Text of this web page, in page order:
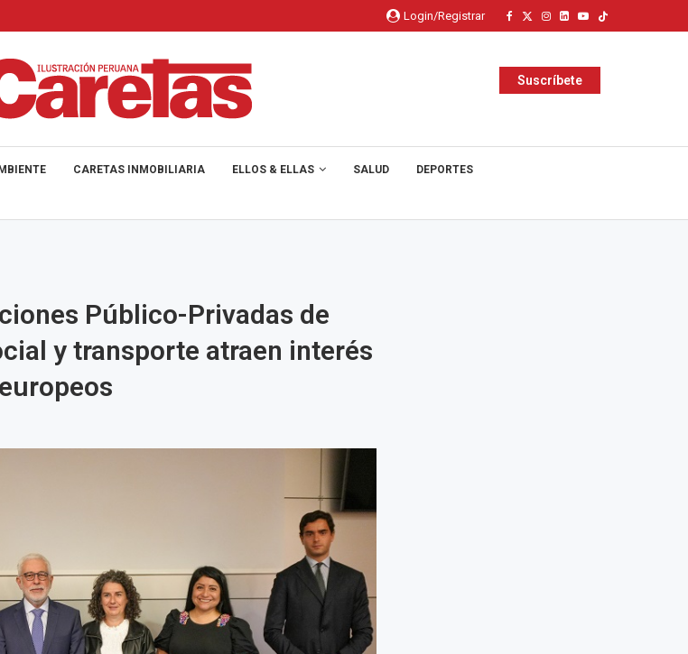
Login/Registrar
Suscríbete
CARETAS INMOBILIARIA ELLOS & ELLAS SALUD DEPORTES
Público-Privadas de
y transporte atraen interés